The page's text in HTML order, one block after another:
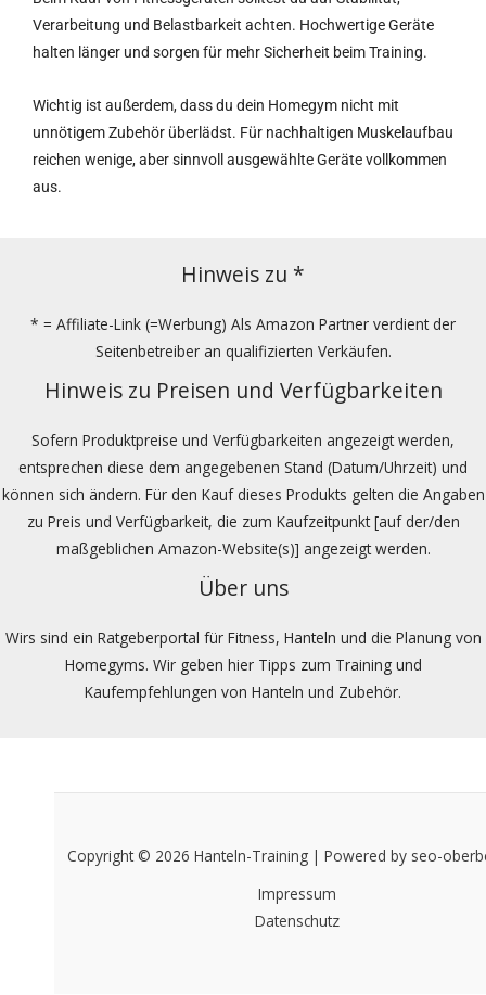
Verarbeitung und Belastbarkeit achten. Hochwertige Geräte
halten länger und sorgen für mehr Sicherheit beim Training.
Wichtig ist außerdem, dass du dein Homegym nicht mit
unnötigem Zubehör überlädst. Für nachhaltigen Muskelaufbau
reichen wenige, aber sinnvoll ausgewählte Geräte vollkommen
aus.
Hinweis zu *
* = Affiliate-Link (=Werbung) Als Amazon Partner verdient der
Seitenbetreiber an qualifizierten Verkäufen.
Hinweis zu Preisen und Verfügbarkeiten
Sofern Produktpreise und Verfügbarkeiten angezeigt werden,
entsprechen diese dem angegebenen Stand (Datum/Uhrzeit) und
können sich ändern. Für den Kauf dieses Produkts gelten die Angaben
zu Preis und Verfügbarkeit, die zum Kaufzeitpunkt [auf der/den
maßgeblichen Amazon-Website(s)] angezeigt werden.
Über uns
Wirs sind ein Ratgeberportal für Fitness, Hanteln und die Planung von
Homegyms. Wir geben hier Tipps zum Training und
Kaufempfehlungen von Hanteln und Zubehör.
Copyright © 2026 Hanteln-Training | Powered by seo-
Impressum
Datenschutz